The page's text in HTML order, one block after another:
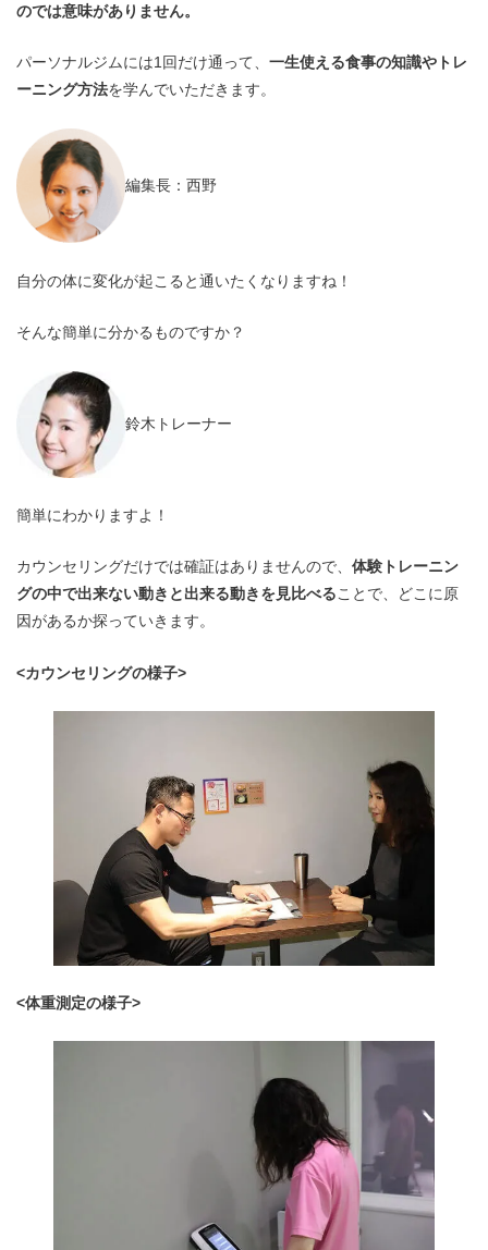
のでは意味がありません。
パーソナルジムには1回だけ通って、 一生使える食事の知識やトレ
ーニング方法を学んでいただきます。
編集長：西野
自分の体に変化が起こると通いたくなりますね！
そんな簡単に分かるものですか？
鈴木トレーナー
簡単にわかりますよ！
カウンセリングだけでは確証はありませんので、 体験トレーニン
グの中で出来ない動きと出来る動きを見比べることで、どこに原
因があるか探っていきます。
<カウンセリングの様子>
<体重測定の様子>